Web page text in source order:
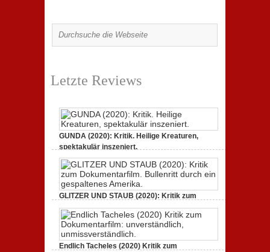
Letzte Reviews
GUNDA (2020): Kritik. Heilige Kreaturen,
spektakulär inszeniert.
GLITZER UND STAUB (2020): Kritik zum
Dokumentarfilm.
3. Oktober 2020,2 Comments
Endlich Tacheles (2020) Kritik zum